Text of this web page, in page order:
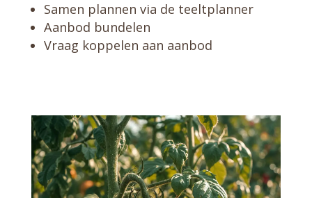
Samen plannen via de teeltplanner
Aanbod bundelen
Vraag koppelen aan aanbod